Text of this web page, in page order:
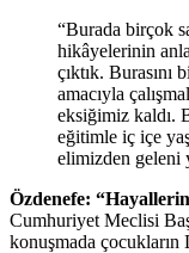
“Burada birçok
hikâyelerinin
çıktık. Burasını
amacıyla
eksiğimiz kaldı.
eğitimle iç içe
elimizden geleni
Özdenefe:
Cumhuriyet Meclisi
konuşmada çocukların